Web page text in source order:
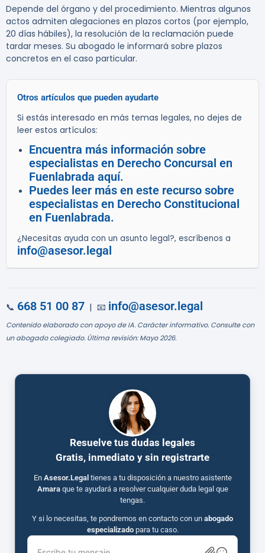
Depende del órgano y del procedimiento. Mientras algunos
actos admiten alegaciones en plazos cortos (por ejemplo,
20 días hábiles), la resolución de la reclamación puede
tardar meses. Su abogado le informará sobre plazos
concretos en el caso particular.
Otros artículos que pueden ayudarte
Si estás interesado en más temas legales, no dejes de
leer estos artículos:
Encuentra más información sobre
especialistas en Derecho Concursal en
Fuenlabrada aquí.
Puedes leer más en este recurso sobre
especialistas en Derecho Constitucional
en Fuenlabrada.
¿Necesitas ayuda con un asunto legal?, escríbenos a
info@asesor.legal
📞 668 51 00 87 | 📧 info@asesor.legal
Contenido elaborado con apoyo de IA. Carácter informativo. Consulte con
un abogado colegiado. Última revisión: Mayo 2026.
Resuelve tus dudas legales
Gratis, inmediato y sin registrarte
En Asesor.Legal tienes a tu disposición a nuestro asistente
Amaraque te ayudará a resolver cualquier duda legal que
tengas.
Y si lo necesitas, te pondremos en contacto con un abogado
especializadopara tu caso.